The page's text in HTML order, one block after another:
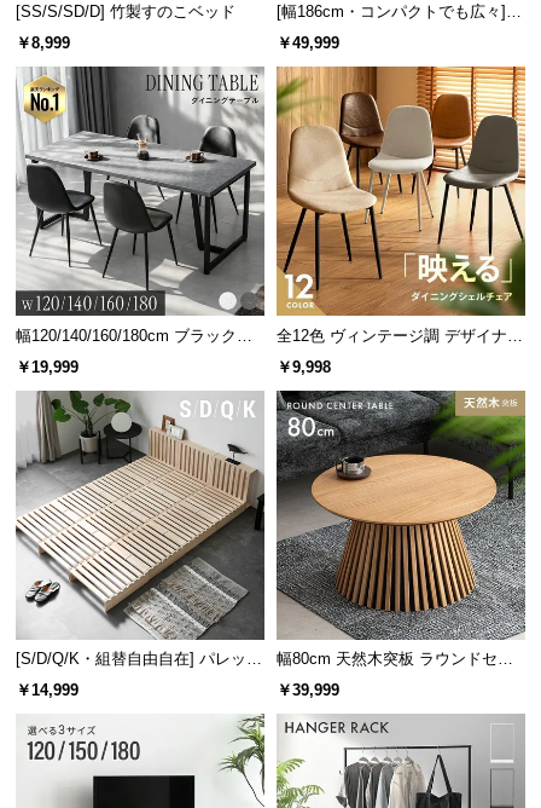
よい厚みを生み出します。
芝丈 38㎜
芝丈+3㎜でボリュームもアップ!
葉が抜けにくい、高耐久な2層構造
[SS/S/SD/D] 竹製すのこベッド
￥8,999
[幅186cm・コンパクトでも広々] 3
人掛けソファベッド リクライニン
￥49,999
幅120/140/160/180cm ブラックフ
レーム ダイニング 大理石調 4人掛
￥19,999
全12色 ヴィンテージ調 デザイナー
ズシェルチェア
￥9,998
[S/D/Q/K・組替自由自在] パレット
ベッド 8/12/16枚セット
￥14,999
幅80cm 天然木突板 ラウンドセン
ターテーブル 美しい格子デザイン
￥39,999